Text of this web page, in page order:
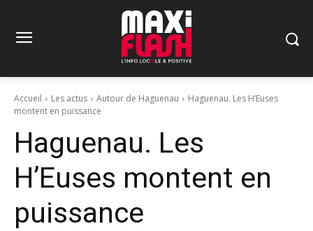
Accueil Les actus Autour de Haguenau
Haguenau. Les H’Euses
montent en puissance
Haguenau. Les
H’Euses montent en
puissance